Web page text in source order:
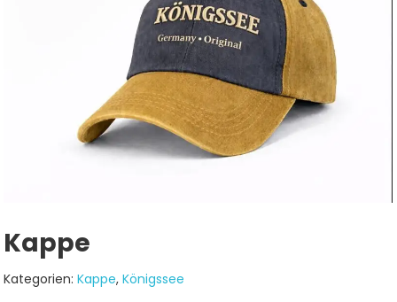
Kappe
Kategorien:Kappe,Königssee